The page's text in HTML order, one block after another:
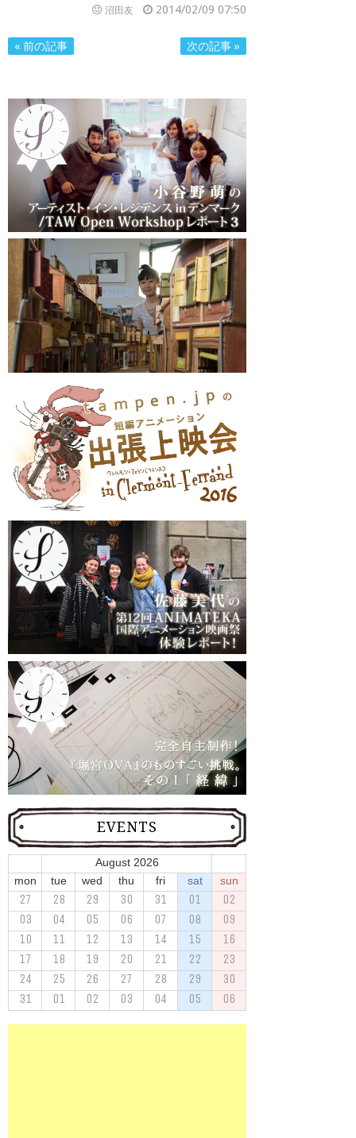
沼田友 2014/02/09 07:50
« 前の記事 次の記事 »
EVENTS
August 2026
mon
tue wed thu fri sat sun
27 28 29 30 31 01
02
03
04 05 06 07 08
09
10
11 12 13 14 15
16
17
18 19 20 21 22
23
24
25 26 27 28 29
30
31
01 02 03 04 05 06